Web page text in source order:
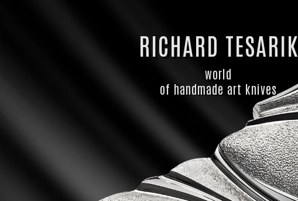
RICHARD TESARIK
world
of handmade art knives